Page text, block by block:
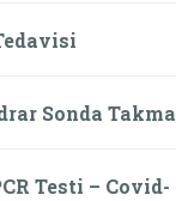
Sonda Takma
Testi – Covid-